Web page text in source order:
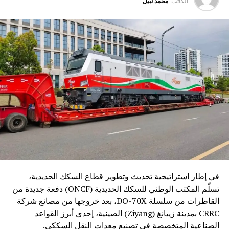
في إطار استراتيجية تحديث وتطوير قطاع السكك الحديدية،
تسلّم المكتب الوطني للسكك الحديدية (ONCF) دفعة جديدة من
القاطرات من سلسلة DO-70X، بعد خروجها من مصانع شركة
CRRC بمدينة زييانغ (Ziyang) الصينية، إحدى أبرز القواعد
الصناعية المتخصصة في تصنيع معدات النقل السككي.